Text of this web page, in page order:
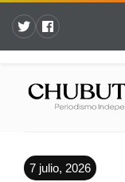
7 julio, 2026